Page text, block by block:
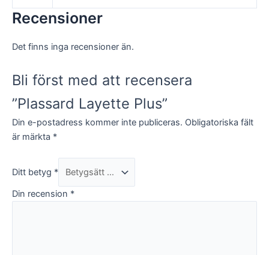
Recensioner
Det finns inga recensioner än.
Bli först med att recensera
”Plassard Layette Plus”
Din e-postadress kommer inte publiceras. Obligatoriska fält
är märkta *
Ditt betyg *
Din recension *